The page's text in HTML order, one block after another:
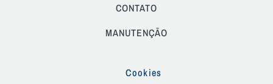
CONTATO
MANUTENÇÃO
Cookies